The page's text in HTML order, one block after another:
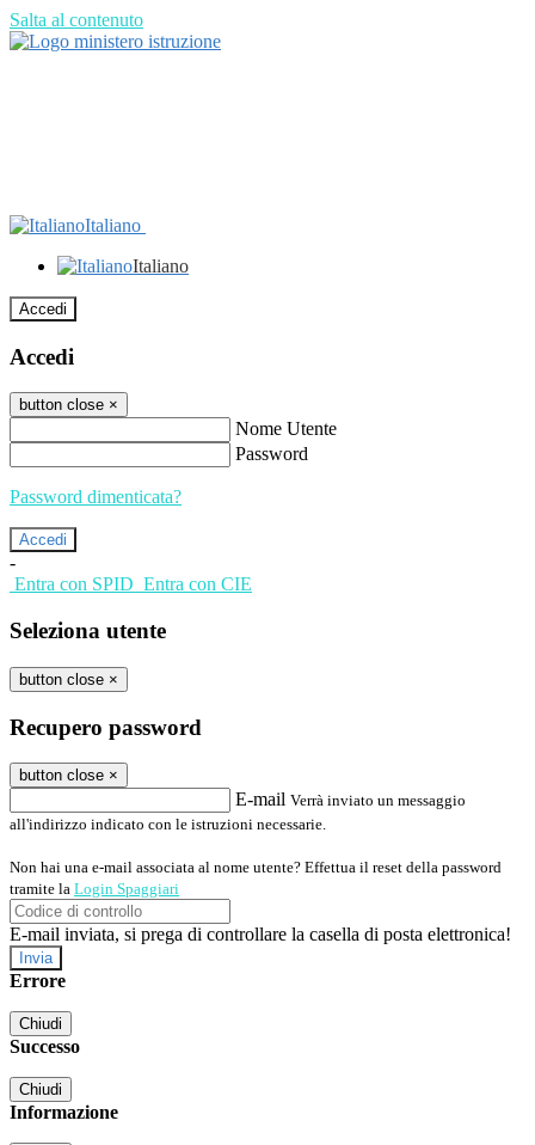
Salta al contenuto
Italiano
Italiano
Accedi
Accedi
button close ×
Nome Utente
Password
Password dimenticata?
-
Entra con SPID Entra con CIE
Seleziona utente
button close ×
Recupero password
button close ×
E-mail Verrà inviato un messaggio
all'indirizzo indicato con le istruzioni necessarie.
Non hai una e-mail associata al nome utente? Effettua il reset della password
tramite la Login Spaggiari
E-mail inviata, si prega di controllare la casella di posta elettronica!
Errore
Chiudi
Successo
Chiudi
Informazione